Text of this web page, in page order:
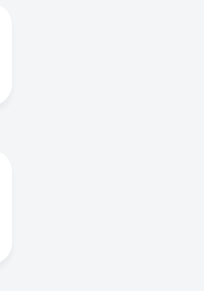
link
share link